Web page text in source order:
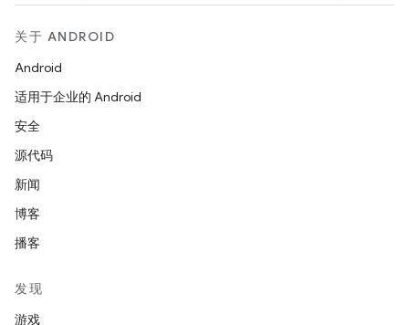
关于 ANDROID
Android
适用于企业的 Android
安全
源代码
新闻
博客
播客
发现
游戏